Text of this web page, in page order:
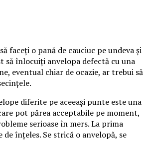
faceți o pană de cauciuc pe undeva și
să înlocuiți anvelopa defectă cu una
eventual chiar de ocazie, ar trebui să
diferite pe aceeași punte este una
pot părea acceptabile pe moment,
serioase în mers. La prima
înțeles. Se strică o anvelopă, se